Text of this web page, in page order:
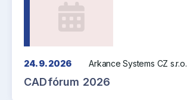
24. 9. 2026 Arkance Systems CZ s.r.o.
CADfórum 2026